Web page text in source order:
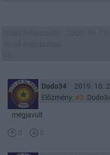
Dodo34
2019. 10.
Előzmény: #3
megjavult
0 0